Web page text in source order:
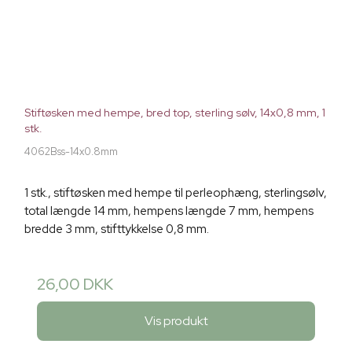
Stiftøsken med hempe, bred top, sterling sølv, 14x0,8 mm, 1
stk.
4062Bss-14x0.8mm
1 stk., stiftøsken med hempe til perleophæng, sterlingsølv,
total længde 14 mm, hempens længde 7 mm, hempens
bredde 3 mm, stifttykkelse 0,8 mm.
26,00 DKK
Vis produkt